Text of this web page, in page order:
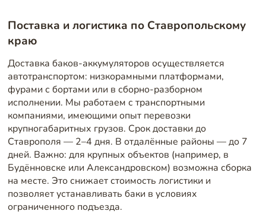
Поставка и логистика по Ставропольскому
краю
Доставка баков-аккумуляторов осуществляется
автотранспортом: низкорамными платформами,
фурами с бортами или в сборно-разборном
исполнении. Мы работаем с транспортными
компаниями, имеющими опыт перевозки
крупногабаритных грузов. Срок доставки до
Ставрополя — 2–4 дня. В отдалённые районы — до 7
дней. Важно: для крупных объектов (например, в
Будённовске или Александровском) возможна сборка
на месте. Это снижает стоимость логистики и
позволяет устанавливать баки в условиях
ограниченного подъезда.